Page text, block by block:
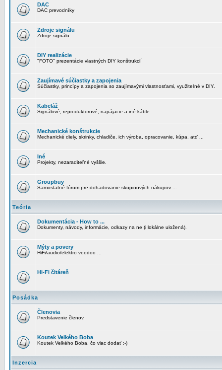
DAC
DAC prevodníky
Zdroje signálu
Zdroje signálu
DIY realizácie
"FOTO" prezentácie vlastných DIY konštrukcií
Zaujímavé súčiastky a zapojenia
Súčiastky, princípy a zapojenia so zaujímavými vlastnosťami, využiteľné v DIY.
Kabeláž
Signálové, reproduktorové, napájacie a iné káble
Mechanické konštrukcie
Mechanické diely, skrinky, chladiče, ich výroba, opracovanie, kúpa, atď ...
Iné
Projekty, nezaraditeľné vyššie.
Groupbuy
Samostatné fórum pre dohadovanie skupinových nákupov ...
Teória
Dokumentácia - How to ...
Dokumenty, návody, informácie, odkazy na ne (i lokálne uložená).
Mýty a povery
HiFi/audio/elektro voodoo ...
Hi-Fi čitáreň
Posádka
Členovia
Predstavenie členov.
Koutek Velkého Boba
Koutek Velkého Boba, čo viac dodať :-)
Inzercia